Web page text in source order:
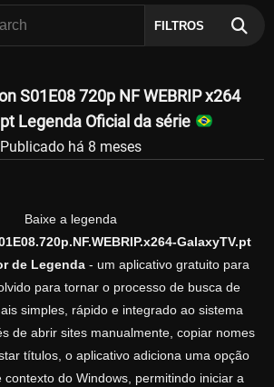
FILTROS
S01E08 720p NF WEBRIP x264
Legenda Oficial da série
Publicado há 8 meses
Baixe a legenda
GalaxyTV.pt
de Legenda - um aplicativo gratuito para
para tornar o processo de busca de
simples, rápido e integrado ao sistema
de abrir sites manualmente, copiar nomes
títulos, o aplicativo adiciona uma opção
contexto do Windows, permitindo iniciar a